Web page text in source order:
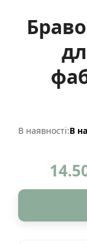
В наявності:В